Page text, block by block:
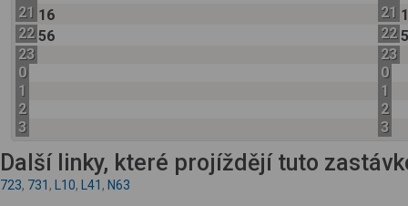
21 16
22 56
23
0
1
2
3
21
22
23
0
1
2
3
Další linky, které projíždějí tuto
723, 731 , L10, L41 , N63